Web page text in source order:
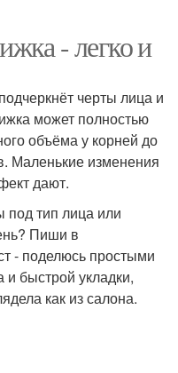
- легко и
черты лица и
может полностью
объёма у корней до
Маленькие изменения
дают.
тип лица или
Пиши в
- поделюсь простыми
быстрой укладки,
как из салона.